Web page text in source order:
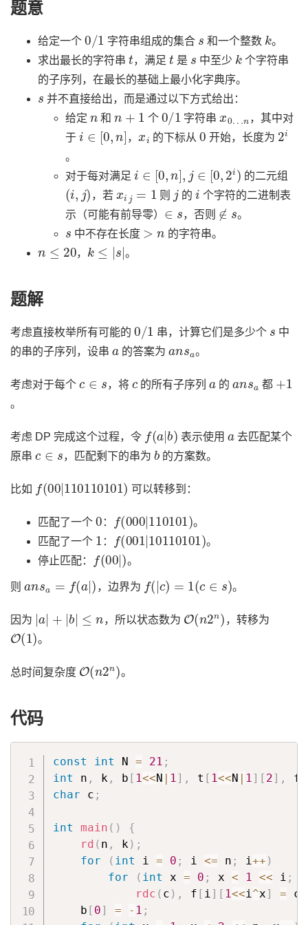
题意
给定一个
0 1
字符串组成的集合 和一个整数
k
。
求出最长的字符串
t
，满足
t
是 中至少
k
个字符串
的子序列，在最长的基础上最小化字典序。
并不直接给出，而是通过以下方式给出：
给定
和 个
0 /1
字符串
，其中对
于
i∈ 0,
， 的下标从
0
开始，长度为
2i
。
对于每对满足
i∈ 0, j ∈ 2i
的二元组
(,
，若 则 的
i
个字符的二进制表
示（可能有前导零）
，否则
∉
。
中不存在长度 的字符串。
20
，
k s |
。
题解
考虑直接枚举所有可能的
0 1
串，计算它们是多少个
中
的串的子序列，设串
的答案为 。
考虑对于每个 ，将 的所有子序列 的 都
1
。
考虑 DP 完成这个过程，令
(a b )
表示使用
去匹配某个
原串
，匹配剩下的串为
b
的方案数。
比如
(00|110110101
可以转移到：
匹配了一个
0
：
(000|110101
。
匹配了一个
1
：
(001 |10110101
。
停止匹配：
(00|)
。
则
a|
，边界为
(|c = c∈
。
因为
| | b|≤
，所以状态数为
O(n 2n)
，转移为
O(1)
。
总时间复杂度
O( 2n)
。
代码
const int N = 21 ;
int n , k, b [ 1<<N | 1] , t [ 1<<N | 1] [ 2] , f
char c ;
int main ( )
{
rd ( n , k) ;
for
( int i = 0 ; i <= n ; i++ )
for
( int x = 0 ; x < 1 << i ;
rdc ( c ) , f [ i] [ 1<<i^x] = c
    b
[ 0] = - 1 ;